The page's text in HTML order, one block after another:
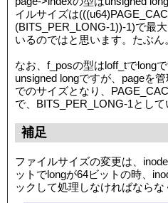
イルサイズは
(BITS_PER_LONG-1))-1)で最
いるのではと思います。たぶん
なお、f_posの型はloff_tでlong
unsigned longですが、pageを
でのサイズとなり、
で、BITS_PER_LONG-1として
補足
ファイルサイズの変更は、
ットでlongが64ビットの時、
ックして処理しなければならな